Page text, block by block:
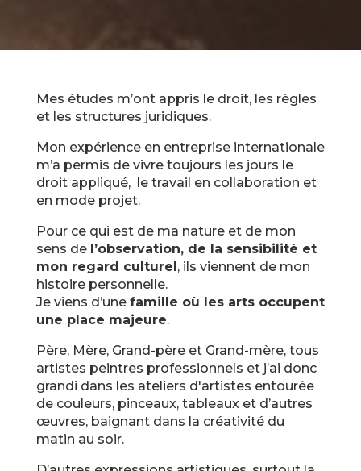
Mes études m’ont appris le droit, les règles
et les structures juridiques.
Mon expérience en entreprise internationale
m’a permis de vivre toujours les jours le
droit appliqué, le travail en collaboration et
en mode projet.
Pour ce qui est de ma nature et de mon
sens de l’observation, de la sensibilité et
mon regard culturel, ils viennent de mon
histoire personnelle.
Je viens d’une famille où les arts occupent
une place majeure.
Père, Mère, Grand-père et Grand-mère, tous
artistes peintres professionnels et j’ai donc
grandi dans les ateliers d'artistes entourée
de couleurs, pinceaux, tableaux et d’autres
œuvres, baignant dans la créativité du
matin au soir.